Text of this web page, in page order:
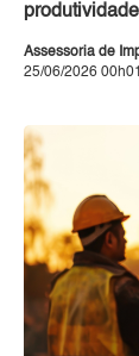
Assessoria de
25/06/2026 00h01